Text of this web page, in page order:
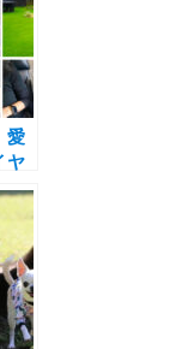
愛
ヤ
て
野
1